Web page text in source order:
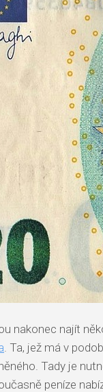
nakonec najít
. Ta, jež má v
Tady je
peníze